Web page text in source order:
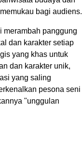
bagi audiens.
merambah panggung
dan karakter setiap
yang khas untuk
dan karakter unik,
yang saling
pesona seni
"unggulan